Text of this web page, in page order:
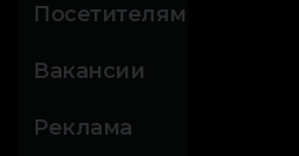
Посетителям
Вакансии
Реклама